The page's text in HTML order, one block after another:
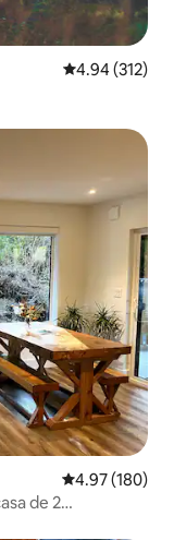
Calificación
4.94 (312)
Calificación
4.97 (180)
de 2